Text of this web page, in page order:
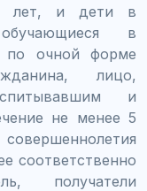
лет, и дети в
в
по очной форме
лицо,
и
не менее 5
соответственно
получатели